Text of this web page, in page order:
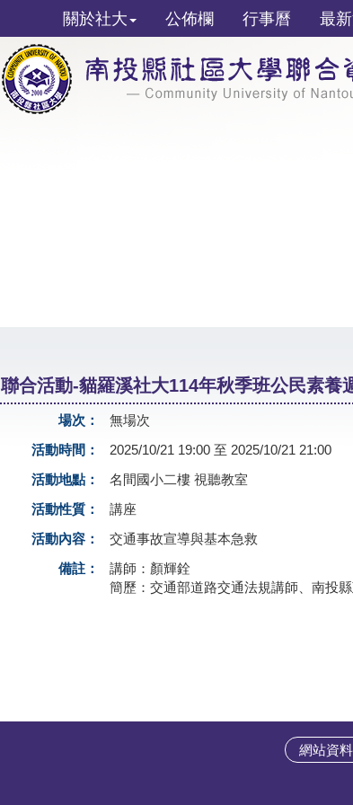
關於社大 公佈欄 行事曆 最
聯合活動-貓羅溪社大114年秋季班公民素養
場次：
無場次
活動時間：
2025/10/21 19:00 至 2025/10/21 21:00
活動地點：
名間國小二樓 視聽教室
活動性質：
講座
活動內容：
交通事故宣導與基本急救
備註：
講師：顏輝銓
簡歷：交通部道路交通法規講師、南投
網站資